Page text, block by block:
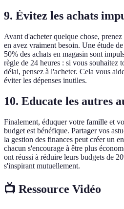
9. Évitez les achats
Avant d'acheter quelque chose,
en avez vraiment besoin. Une étude de
50% des achats en magasin sont
règle de 24 heures : si vous souhaitez
délai, pensez à l'acheter. Cela vous
éviter les dépenses inutiles.
10. Educate les autres
Finalement, éduquer votre famille et
budget est bénéfique. Partager vos
la gestion des finances peut créer un
chacun s'encourage à être plus
ont réussi à réduire leurs budgets de
s'inspirant mutuellement.
📺 Ressource Vidéo